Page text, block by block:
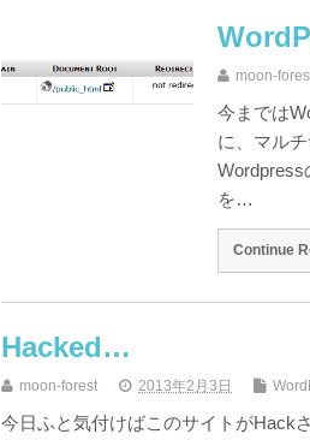
moon-
今までは
に、マル
Wordpress
を…
Continue
Hacked…
moon-forest 2013年2月3日
今日ふと気付けばこのサイトがHack